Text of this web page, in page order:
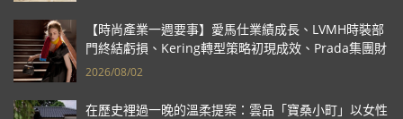
【時尚產業一週要事】愛馬仕業績成長、LVMH時裝部
門終結虧損、Kering轉型策略初現成效、Prada集團財
報亮眼
2026/08/02
在歷史裡過一晚的溫柔提案：雲品「寶桑小町」以女性